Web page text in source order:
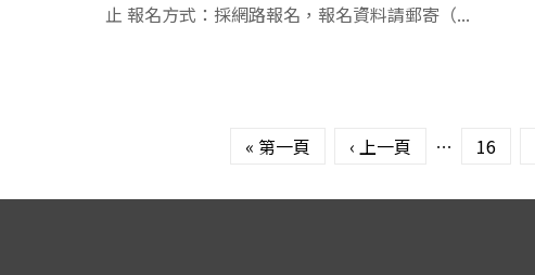
止 報名方式：採網路報名，報名資料請郵寄（...
« 第一頁 ‹ 上一頁 … 16